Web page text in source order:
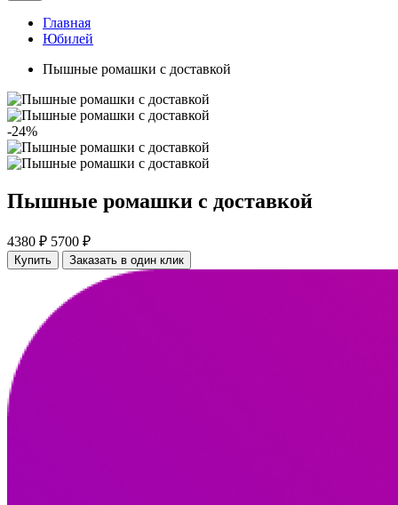
Главная
Юбилей
Пышные ромашки с доставкой
-24%
Пышные ромашки с доставкой
4380 ₽ 5700 ₽
Купить Заказать в один клик